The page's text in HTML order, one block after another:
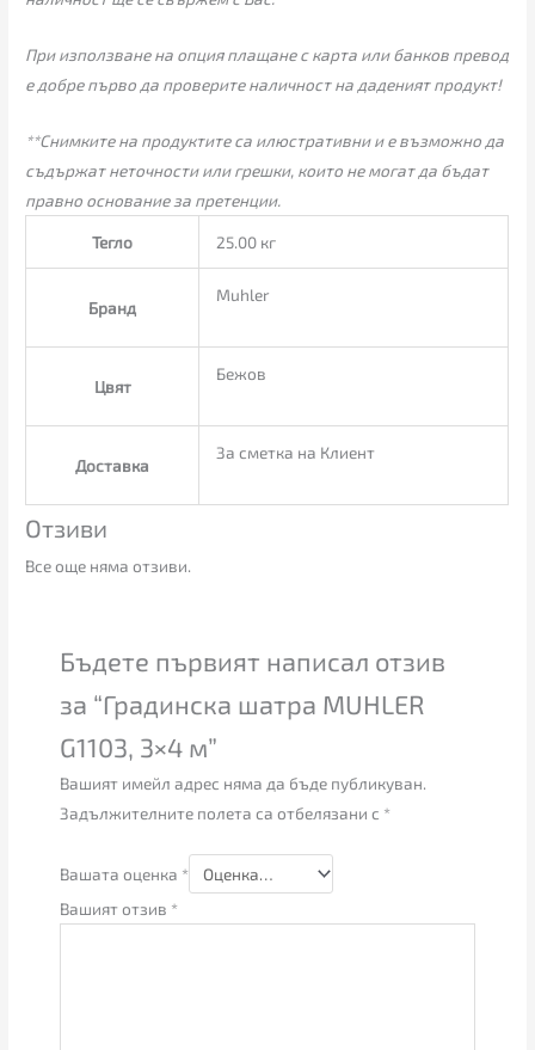
При използване на опция плащане с карта или банков превод
е добре първо да проверите наличност на даденият продукт!
**Снимките на продуктите са илюстративни и е възможно да
съдържат неточности или грешки, които не могат да бъдат
правно основание за претенции.
Тегло 25.00 кг
Бранд
Muhler
Цвят
Бежов
Доставка
За сметка на Клиент
Отзиви
Все още няма отзиви.
Бъдете първият написал отзив
за “Градинска шатра MUHLER
G1103, 3×4 м”
Вашият имейл адрес няма да бъде публикуван.
Задължителните полета са отбелязани с *
Вашата оценка *
Вашият отзив *